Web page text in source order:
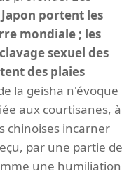
portent les
mondiale ; les
sexuel des
des plaies
la geisha n'évoque
aux courtisanes, à
chinoises incarner
par une partie de
une humiliation